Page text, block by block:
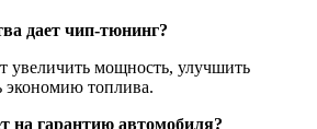
дает чип-тюнинг?
увеличить мощность, улучшить
экономию топлива.
на гарантию автомобиля?